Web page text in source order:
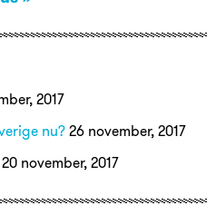
2017
nu? 26 november, 2017
20 november, 2017